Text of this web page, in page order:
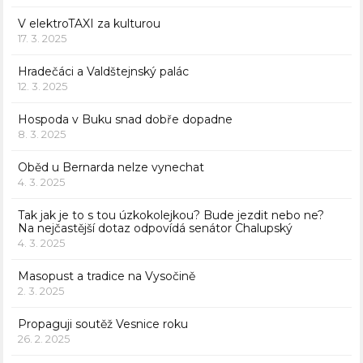
V elektroTAXI za kulturou
17. 3. 2025
Hradečáci a Valdštejnský palác
12. 3. 2025
Hospoda v Buku snad dobře dopadne
8. 3. 2025
Oběd u Bernarda nelze vynechat
4. 3. 2025
Tak jak je to s tou úzkokolejkou? Bude jezdit nebo ne?
Na nejčastější dotaz odpovídá senátor Chalupský
4. 3. 2025
Masopust a tradice na Vysočině
2. 3. 2025
Propaguji soutěž Vesnice roku
26. 2. 2025